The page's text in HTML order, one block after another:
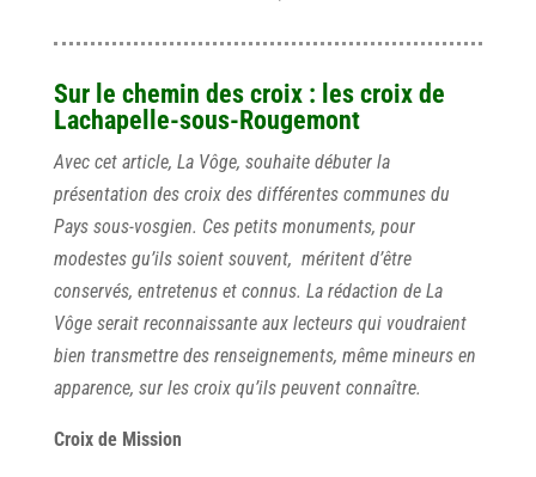
Sur le chemin des croix : les croix de
Lachapelle-sous-Rougemont
Avec cet article, La Vôge, souhaite débuter la
présentation des croix des différentes communes du
Pays sous-vosgien. Ces petits monuments, pour
modestes gu’ils soient souvent, méritent d’être
conservés, entretenus et connus. La rédaction de La
Vôge serait reconnaissante aux lecteurs qui voudraient
bien transmettre des renseignements, même mineurs en
apparence, sur les croix qu’ils peuvent connaître.
Croix de Mission